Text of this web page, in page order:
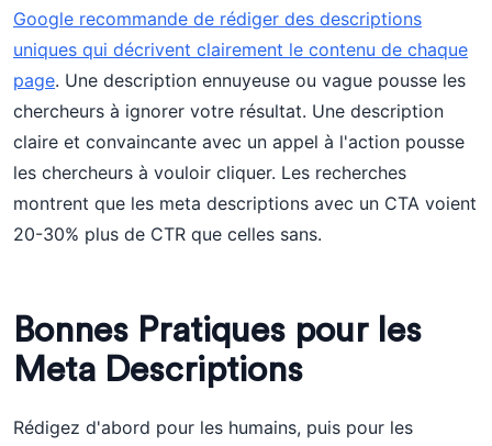
Google recommande de rédiger des descriptions
uniques qui décrivent clairement le contenu de chaque
page. Une description ennuyeuse ou vague pousse les
chercheurs à ignorer votre résultat. Une description
claire et convaincante avec un appel à l'action pousse
les chercheurs à vouloir cliquer. Les recherches
montrent que les meta descriptions avec un CTA voient
20-30% plus de CTR que celles sans.
Bonnes Pratiques pour les
Meta Descriptions
Rédigez d'abord pour les humains, puis pour les